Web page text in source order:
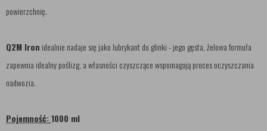
powierzchnię.
Q2M Iron idealnie nadaje się jako lubrykant do glinki - jego gęsta, żelowa formuła
zapewnia idealny poślizg, a własności czyszczące wspomagają proces oczyszczania
nadwozia.
Pojemność:1000 ml